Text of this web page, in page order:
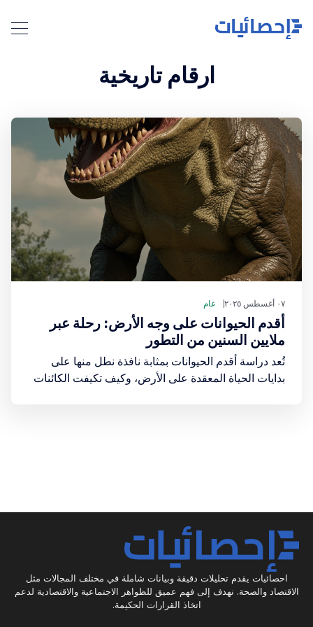
ارقام تاريخية
٠٧ أغسطس ٢٠٢٥ عام
أقدم الحيوانات على وجه الأرض: رحلة عبر
ملايين السنين من التطور
تُعد دراسة أقدم الحيوانات بمثابة نافذة نطل منها على
بدايات الحياة المعقدة على الأرض، وكيف تكيفت الكائنات
احصائيات يقدم تحليلات دقيقة وبيانات شاملة في مختلف المجالات مثل
الاقتصاد والصحة. نهدف إلى فهم عميق للظواهر الاجتماعية والاقتصادية لدعم
اتخاذ القرارات الحكيمة.